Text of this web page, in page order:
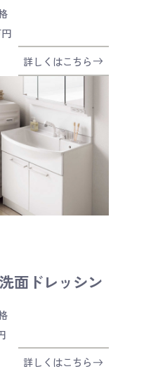
詳しくはこちら
面ドレッシン
詳しくはこちら